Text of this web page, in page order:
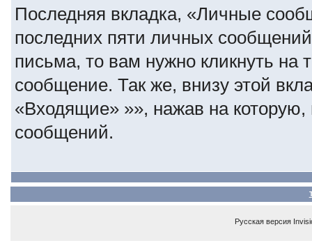
Последняя вкладка, «Личные
последних пяти личных
письма, то вам нужно кликнуть на
сообщение. Так же, внизу этой
«Входящие» »», нажав на
сообщений.
Русская версия